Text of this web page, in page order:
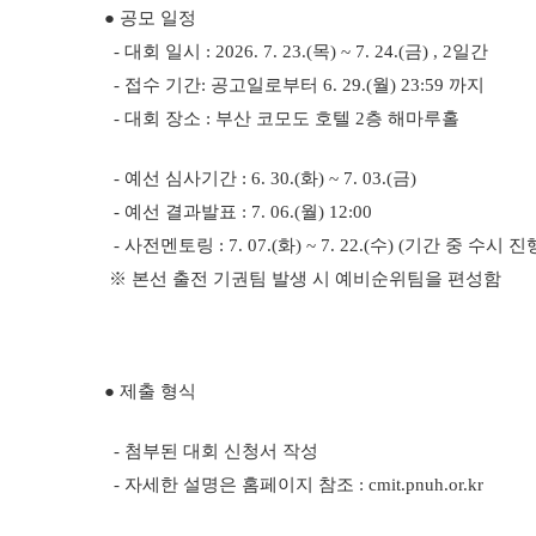
● 공모 일정
- 대회 일시 : 2026. 7. 23.(목) ~ 7. 24.(금) , 2일간
- 접수 기간: 공고일로부터 6. 29.(월) 23:59 까지
- 대회 장소 : 부산 코모도 호텔 2층 해마루홀
- 예선 심사기간 : 6. 30.(화) ~ 7. 03.(금)
- 예선 결과발표 : 7. 06.(월) 12:00
- 사전멘토링 : 7. 07.(화) ~ 7. 22.(수) (기간 중 수시 진
※ 본선 출전 기권팀 발생 시 예비순위팀을 편성함
● 제출 형식
- 첨부된 대회 신청서 작성
- 자세한 설명은 홈페이지 참조 : cmit.pnuh.or.kr